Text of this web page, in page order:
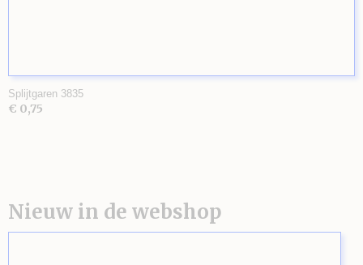
Splijtgaren 3835
€ 0,75
Nieuw in de webshop